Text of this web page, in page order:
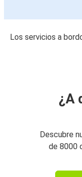
Los servicios a
¿A
Descubre
de 8000